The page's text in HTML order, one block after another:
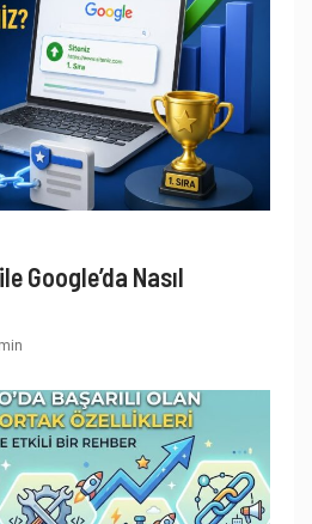
Google’da Nasıl